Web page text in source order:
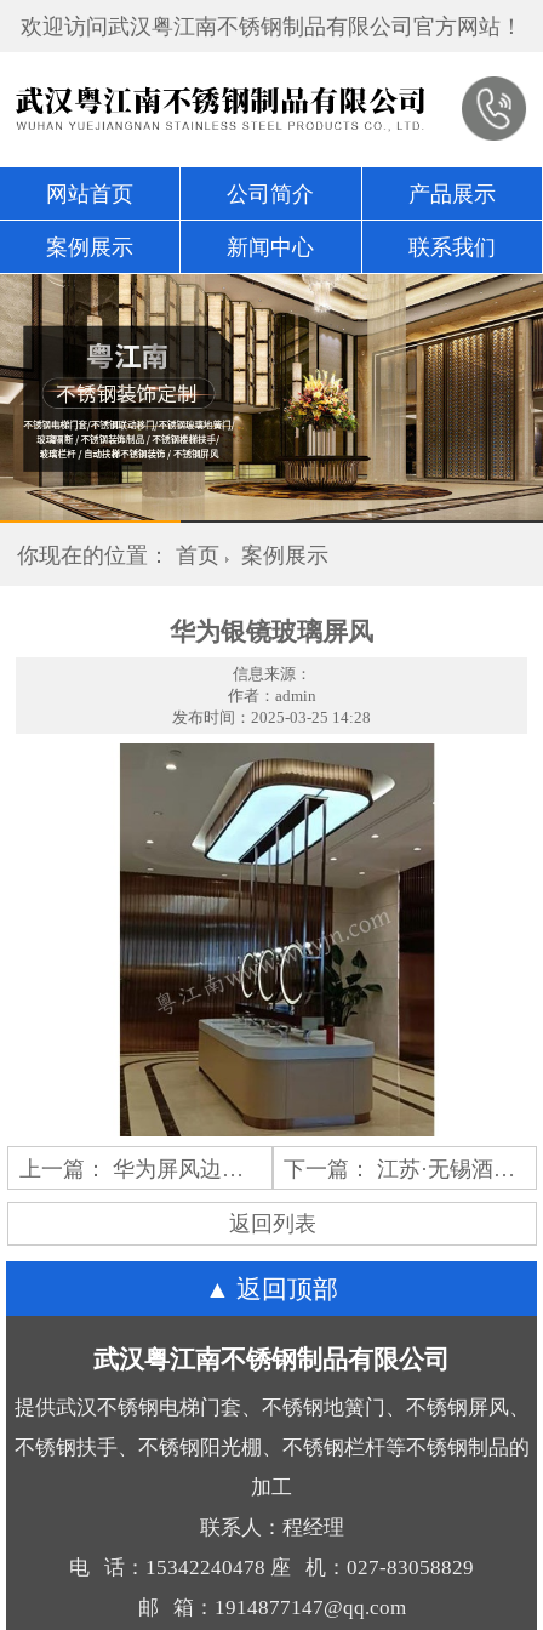
欢迎访问武汉粤江南不锈钢制品有限公司官方网站！
网站首页 公司简介 产品展示
案例展示 新闻中心 联系我们
你现在的位置：首页 案例展示
华为银镜玻璃屏风
信息来源：
作者：admin
发布时间：2025-03-25 14:28
上一篇： 华为屏风边框含瓦楞玻璃 下一篇：江苏·无锡酒店、会所、办公楼
返回列表
返回顶部
武汉粤江南不锈钢制品有限公司
提供武汉不锈钢电梯门套、不锈钢地簧门、不锈钢屏风、
不锈钢扶手、不锈钢阳光棚、不锈钢栏杆等不锈钢制品的
加工
联系人：程经理
电 话：15342240478 座 机：027-83058829
邮 箱：1914877147@qq.com